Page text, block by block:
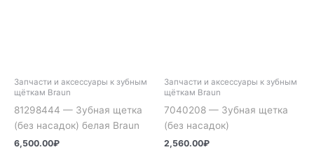
Запчасти и аксессуары к зубным
щёткам Braun
81298444 — Зубная щетка
(без насадок) белая Braun
6,500.00₽
Запчасти и аксессуары к зубным
щёткам Braun
7040208 — Зубная щетка
(без насадок)
2,560.00₽